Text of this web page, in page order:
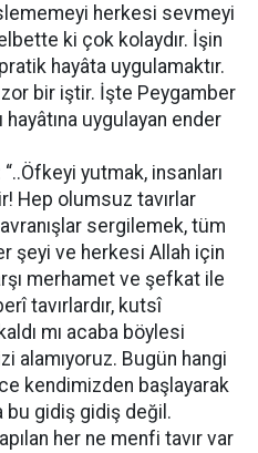
herkesi sevmeyi
ki çok kolaydır. İşin
hayâta uygulamaktır.
bir iştir. İşte Peygamber
uygulayan ender
yutmak, insanları
Hep olumsuz tavırlar
sergilemek, tüm
şeyi ve herkesi Allah için
merhamet ve şefkat ile
tavırlardır, kutsî
mı acaba böylesi
alamıyoruz. Bugün hangi
kendimizden başlayarak
bu gidiş gidiş değil.
her ne menfi tavır var